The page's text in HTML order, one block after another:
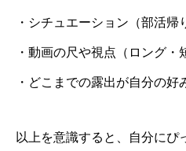
・シチュエーション（部活帰
・動画の尺や視点（ロング・
・どこまでの露出が自分の好
以上を意識すると、自分にぴ